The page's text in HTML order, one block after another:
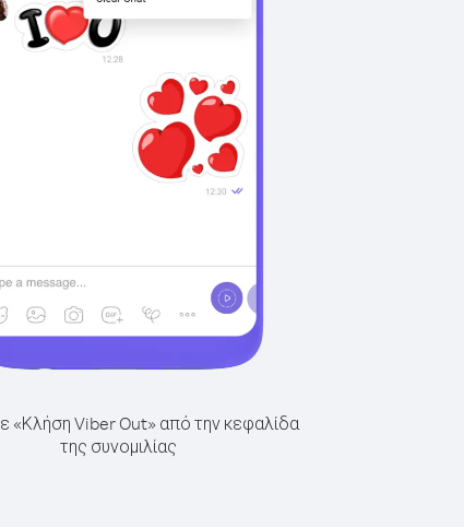
«Κλήση Viber Out» από την κεφαλίδα
της συνομιλίας